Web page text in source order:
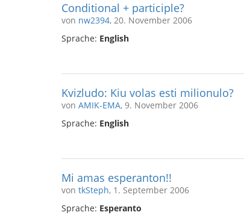
Conditional + participle?
von nw2394, 20. November 2006
Sprache: English
Kvizludo: Kiu volas esti milionulo?
von AMIK-EMA, 9. November 2006
Sprache: English
Mi amas esperanton!!
von tkSteph, 1. September 2006
Sprache: Esperanto